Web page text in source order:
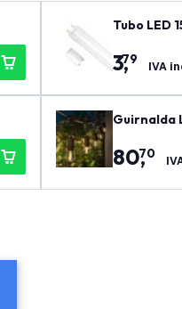
Tubo LED
3,
79 IVA
Guirnalda
80,
70